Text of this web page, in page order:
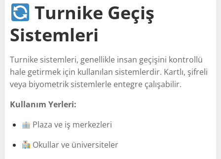
Turnike Geçiş
Sistemleri
Turnike sistemleri, genellikle insan geçişini kontrollü
hale getirmek için kullanılan sistemlerdir. Kartlı, şifreli
veya biyometrik sistemlerle entegre çalışabilir.
Kullanım Yerleri:
Plaza ve iş merkezleri
Okullar ve üniversiteler